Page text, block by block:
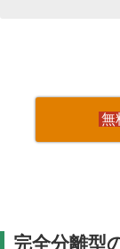
完全分離型